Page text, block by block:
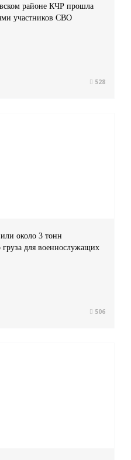
районе КЧР прошла
участников СВО
528
около 3 тонн
груза для военнослужащих
506